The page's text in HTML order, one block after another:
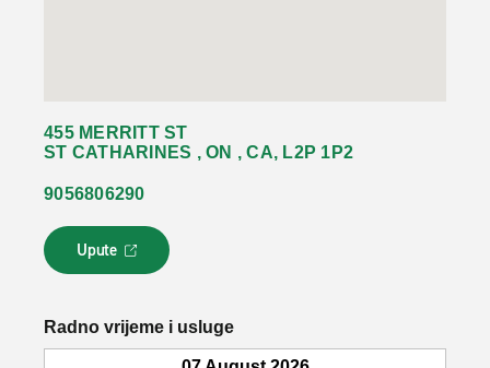
455 MERRITT ST
ST CATHARINES , ON , CA, L2P 1P2
9056806290
Upute
L
i
k
Radno vrijeme i usluge